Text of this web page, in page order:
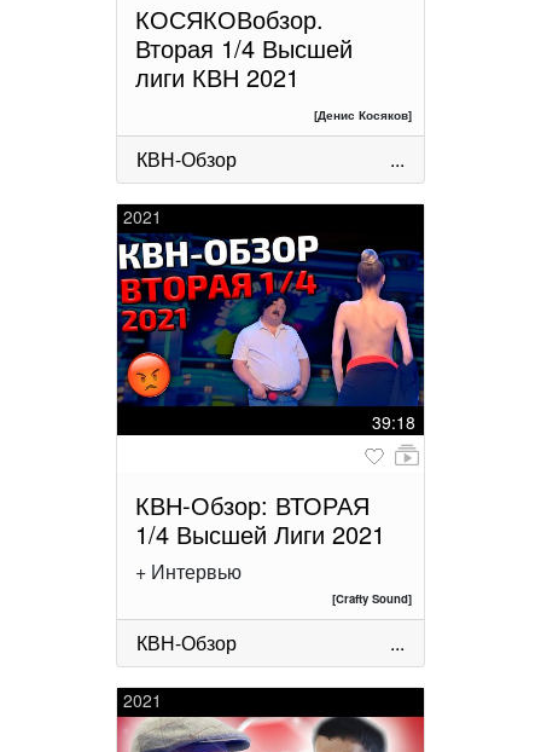
КОСЯКОВобзор.
Вторая 1/4 Высшей
лиги КВН 2021
[Денис Косяков]
КВН-Обзор ...
2021
39:18
КВН-Обзор: ВТОРАЯ
1/4 Высшей Лиги 2021
+ Интервью
[Crafty Sound]
КВН-Обзор ...
2021